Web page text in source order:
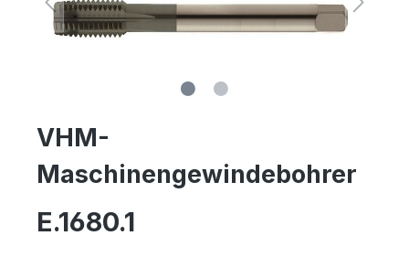
VHM-
Maschinengewindebohrer
E.1680.1